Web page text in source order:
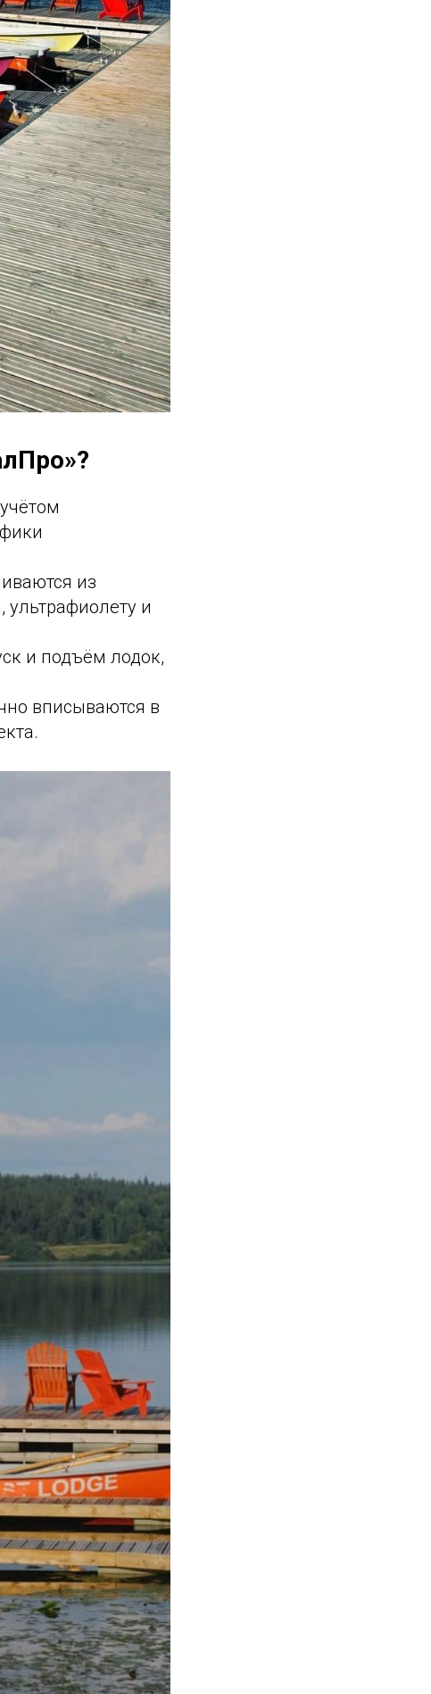
из
ультрафиолету и
и подъём лодок,
вписываются в